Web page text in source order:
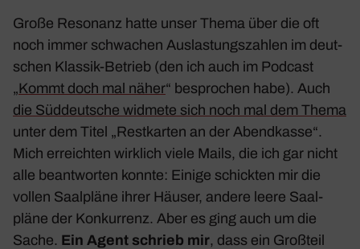
Große Reso­nanz hatte unser Thema über die oft
noch immer schwa­chen Auslas­tungs­zahlen im deut­
schen Klassik-Betrieb (den ich auch im Podcast
„Kommt doch mal näher“ bespro­chen habe). Auch
die Süddeut­sche widmete sich noch mal dem Thema
unter dem Titel „Rest­karten an der Abend­kasse“.
Mich erreichten wirk­lich viele Mails, die ich gar nicht
alle beant­worten konnte: Einige schickten mir die
vollen Saal­pläne ihrer Häuser, andere leere Saal­
pläne der Konkur­renz. Aber es ging auch um die
Sache. Ein Agent schrieb mir, dass ein Groß­teil